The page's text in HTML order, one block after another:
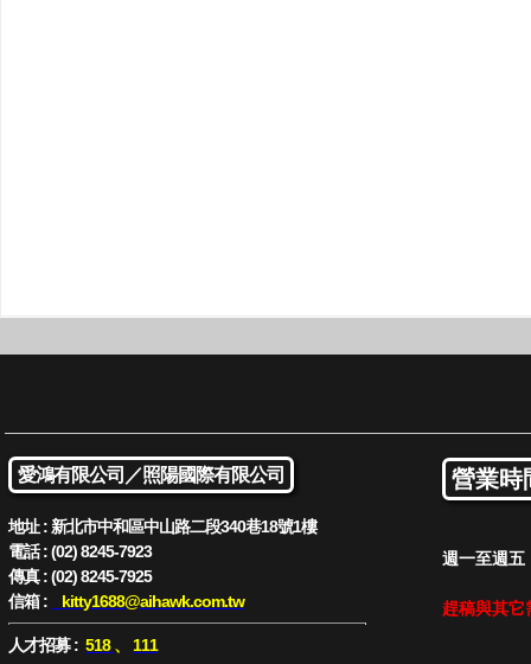
愛鴻有限公司／照陽國際有限公司
地址 : 新北市中和區中山路二段340巷18號1樓
電話 : (02) 8245-7923
傳真 : (02) 8245-7925
信箱 :
kitty1688@aihawk.com.tw
人才招募 : 518、 111
營業時
週一至週
趕稿與其它